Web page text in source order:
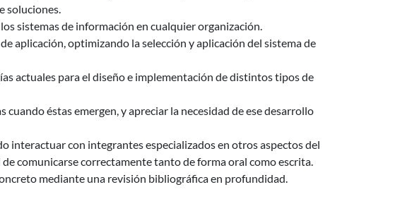
soluciones.
sistemas de información en cualquier organización.
aplicación, optimizando la selección y aplicación del sistema de
actuales para el diseño e implementación de distintos tipos de
éstas emergen, y apreciar la necesidad de ese desarrollo
interactuar con integrantes especializados en otros aspectos del
comunicarse correctamente tanto de forma oral como escrita.
mediante una revisión bibliográfica en profundidad.